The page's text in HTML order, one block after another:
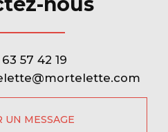
57 42 19
UN MESSAGE